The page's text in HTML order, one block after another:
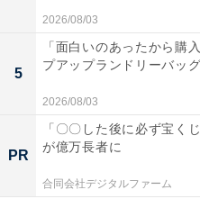
【今日チェックしたい
2026/08/03
5
「面白いのあったから購
プアップランドリーバッ
2026/08/03
PR
「〇〇した後に必ず宝く
が億万長者に
合同会社デジタルファーム